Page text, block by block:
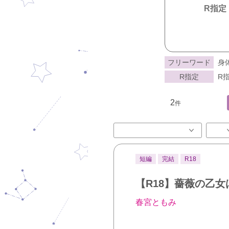
R指定
フリーワード
身
R指定
R
2件
短編 完結 R18
【R18】薔薇の乙
春宮ともみ